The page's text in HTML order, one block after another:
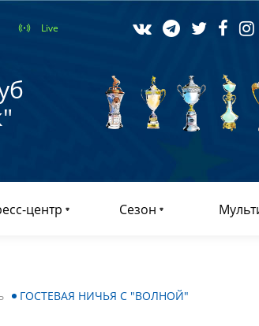
Live
центр Сезон
ГОСТЕВАЯ НИЧЬЯ С "ВОЛНОЙ"